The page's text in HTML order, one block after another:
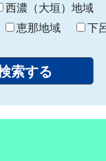
西濃（大垣）地域
恵那地域 下